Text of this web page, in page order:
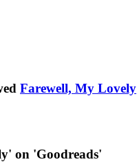
Farewell, My Lovely
on 'Goodreads'